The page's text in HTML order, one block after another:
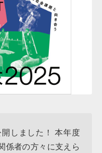
しました！ 本年度
係者の方々に支えら